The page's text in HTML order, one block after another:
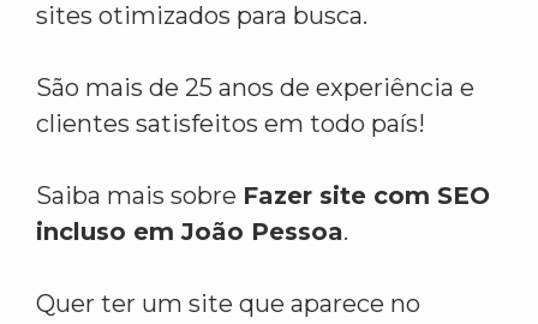
sites otimizados para busca.
São mais de 25 anos de experiência e
clientes satisfeitos em todo país!
Saiba mais sobre Fazer site com SEO
incluso em João Pessoa.
Quer ter um site que aparece no